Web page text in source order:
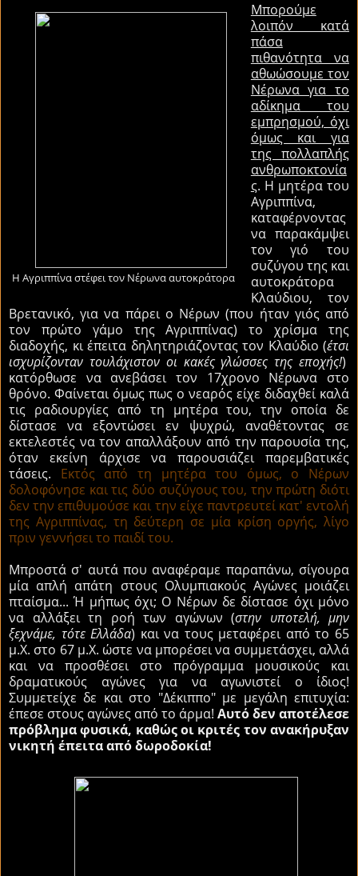
Η Αγριππίνα στέφει τον Νέρωνα αυτοκράτορα
Μπορούμε
λοιπόν κατά
πάσα
πιθανότητα να
αθωώσουμε τον
Νέρωνα για το
αδίκημα του
εμπρησμού, όχι
όμως και για
της πολλαπλής
ανθρωποκτονία
ς. Η μητέρα του
Αγριππίνα,
καταφέρνοντας
να παρακάμψει
τον γιό του
συζύγου της και
αυτοκράτορα
Κλαύδιου, τον
Βρετανικό, για να πάρει ο Νέρων (που ήταν γιός από
τον πρώτο γάμο της Αγριππίνας) το χρίσμα της
διαδοχής, κι έπειτα δηλητηριάζοντας τον Κλαύδιο (έτσι
ισχυρίζονταν τουλάχιστον οι κακές γλώσσες της εποχής!)
κατόρθωσε να ανεβάσει τον 17χρονο Νέρωνα στο
θρόνο. Φαίνεται όμως πως ο νεαρός είχε διδαχθεί καλά
τις ραδιουργίες από τη μητέρα του, την οποία δε
δίστασε να εξοντώσει εν ψυχρώ, αναθέτοντας σε
εκτελεστές να τον απαλλάξουν από την παρουσία της,
όταν εκείνη άρχισε να παρουσιάζει παρεμβατικές
τάσεις. Εκτός από τη μητέρα του όμως, ο Νέρων
δολοφόνησε και τις δύο συζύγους του, την πρώτη διότι
δεν την επιθυμούσε και την είχε παντρευτεί κατ' εντολή
της Αγριππίνας, τη δεύτερη σε μία κρίση οργής, λίγο
πριν γεννήσει το παιδί του.
Μπροστά σ' αυτά που αναφέραμε παραπάνω, σίγουρα
μία απλή απάτη στους Ολυμπιακούς Αγώνες μοιάζει
πταίσμα... Ή μήπως όχι; Ο Νέρων δε δίστασε όχι μόνο
να αλλάξει τη ροή των αγώνων (στην υποτελή, μην
ξεχνάμε, τότε Ελλάδα) και να τους μεταφέρει από το 65
μ.Χ. στο 67 μ.Χ. ώστε να μπορέσει να συμμετάσχει, αλλά
και να προσθέσει στο πρόγραμμα μουσικούς και
δραματικούς αγώνες για να αγωνιστεί ο ίδιος!
Συμμετείχε δε και στο "Δέκιππο" με μεγάλη επιτυχία:
έπεσε στους αγώνες από το άρμα! Αυτό δεν αποτέλεσε
πρόβλημα φυσικά, καθώς οι κριτές τον ανακήρυξαν
νικητή έπειτα από δωροδοκία!